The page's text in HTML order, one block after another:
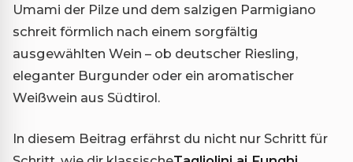
Umami der Pilze und dem salzigen Parmigiano
schreit förmlich nach einem sorgfältig
ausgewählten Wein – ob deutscher Riesling,
eleganter Burgunder oder ein aromatischer
Weißwein aus Südtirol.
In diesem Beitrag erfährst du nicht nur Schritt für